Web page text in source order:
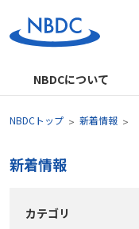
NBDCについて
NBDCトップ 新着情報
新着情報
カテゴリ